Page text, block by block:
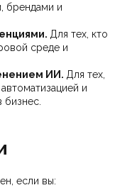
брендами и
Для тех, кто
среде и
ИИ. Для тех,
и
если вы: